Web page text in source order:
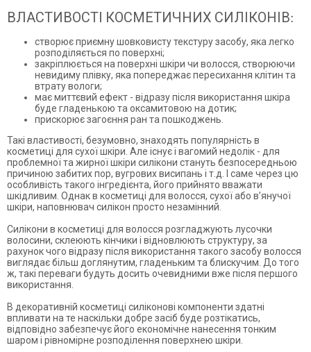
ВЛАСТИВОСТІ КОСМЕТИЧНИХ СИЛІКОНІВ:
створює приємну шовковисту текстуру засобу, яка легко
розподіляється по поверхні;
закріплюється на поверхні шкіри чи волосся, створюючи
невидиму плівку, яка попереджає пересихання клітин та
втрату вологи;
має миттєвий ефект - відразу після використання шкіра
буде гладенькою та оксамитовою на дотик;
прискорює загоєння ран та пошкоджень.
Такі властивості, безумовно, знаходять популярність в
косметиці для сухої шкіри. Але існує і вагомий недолік - для
проблемної та жирної шкіри силікони стануть безпосередньою
причиною забитих пор, вугрових висипань і т.д. І саме через цю
особливість такого інгредієнта, його прийнято вважати
шкідливим. Однак в косметиці для волосся, сухої або в’янучої
шкіри, наповнювач силікон просто незамінний.
Силікони в косметиці для волосся розгладжують лусочки
волосини, склеюють кінчики і відновлюють структуру, за
рахунок чого відразу після використання такого засобу волосся
виглядає більш доглянутим, гладеньким та блискучим. До того
ж, такі переваги будуть досить очевидними вже після першого
використання.
В декоративній косметиці силіконові компоненти здатні
впливати на те наскільки добре засіб буде розтікатись,
відповідно забезпечує його економічне нанесення тонким
шаром і рівномірне розподілення поверхнею шкіри.